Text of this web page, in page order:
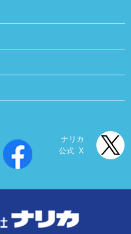
ナリカ
公式 X